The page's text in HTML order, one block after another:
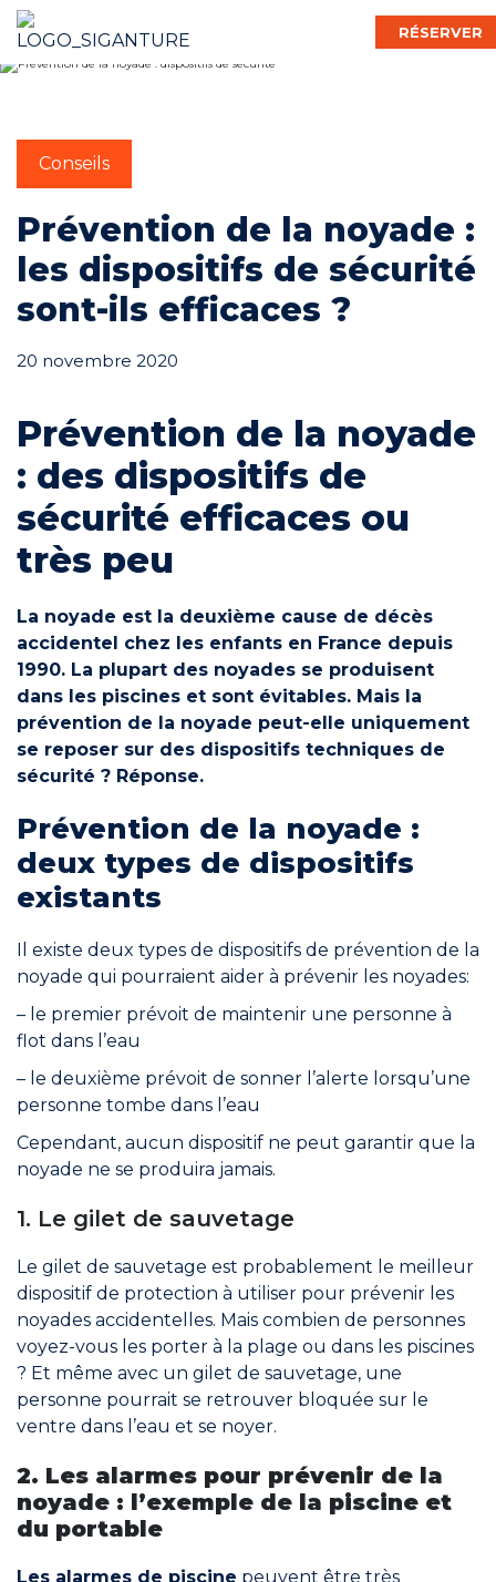
RÉSERVER
Français
Bébé Nageur
Enfant
Activ’
RÉSERVER
Mon compte
Blog
Rejoindre le réseau
Conseils
Prévention de la noyade :
les dispositifs de sécurité
sont-ils efficaces ?
20 novembre 2020
Prévention de la noyade
: des dispositifs de
sécurité efficaces ou
très peu
La noyade est la deuxième cause de décès
accidentel chez les enfants en France depuis
1990. La plupart des noyades se produisent
dans les piscines et sont évitables. Mais la
prévention de la noyade peut-elle uniquement
se reposer sur des dispositifs techniques de
sécurité ? Réponse.
Prévention de la noyade :
deux types de dispositifs
existants
Il existe deux types de dispositifs de prévention de la
noyade qui pourraient aider à prévenir les noyades:
– le premier prévoit de maintenir une personne à
flot dans l’eau
– le deuxième prévoit de sonner l’alerte lorsqu’une
personne tombe dans l’eau
Cependant, aucun dispositif ne peut garantir que la
noyade ne se produira jamais.
1. Le gilet de sauvetage
Le gilet de sauvetage est probablement le meilleur
dispositif de protection à utiliser pour prévenir les
noyades accidentelles. Mais combien de personnes
voyez-vous les porter à la plage ou dans les piscines
? Et même avec un gilet de sauvetage, une
personne pourrait se retrouver bloquée sur le
ventre dans l’eau et se noyer.
2. Les alarmes pour prévenir de la
noyade : l’exemple de la piscine et
du portable
Les alarmes de piscine peuvent être très